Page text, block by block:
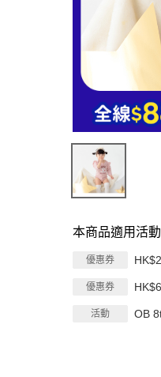
本商品適用活動
優惠券
優惠券
活動 OB